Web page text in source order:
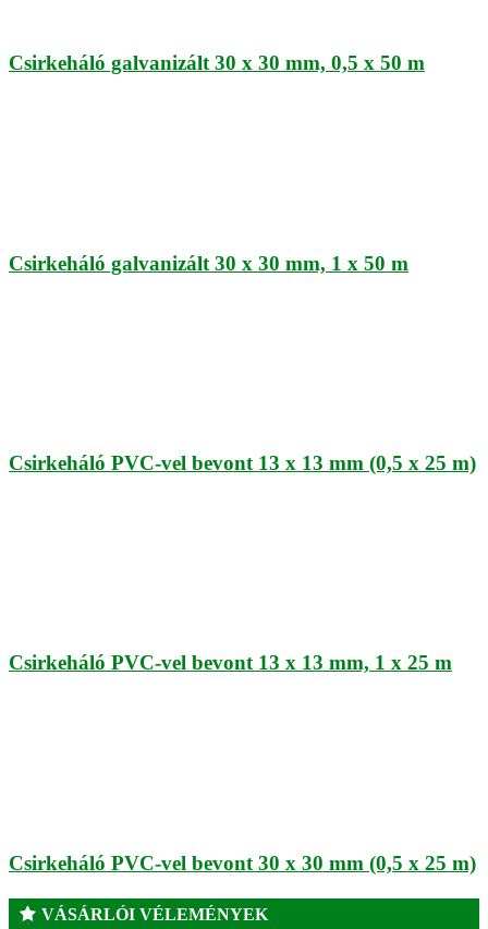
Csirkeháló galvanizált 30 x 30 mm, 0,5 x 50 m
Csirkeháló galvanizált 30 x 30 mm, 1 x 50 m
Csirkeháló PVC-vel bevont 13 x 13 mm (0,5 x 25 m)
Csirkeháló PVC-vel bevont 13 x 13 mm, 1 x 25 m
Csirkeháló PVC-vel bevont 30 x 30 mm (0,5 x 25 m)
VÁSÁRLÓI VÉLEMÉNYEK